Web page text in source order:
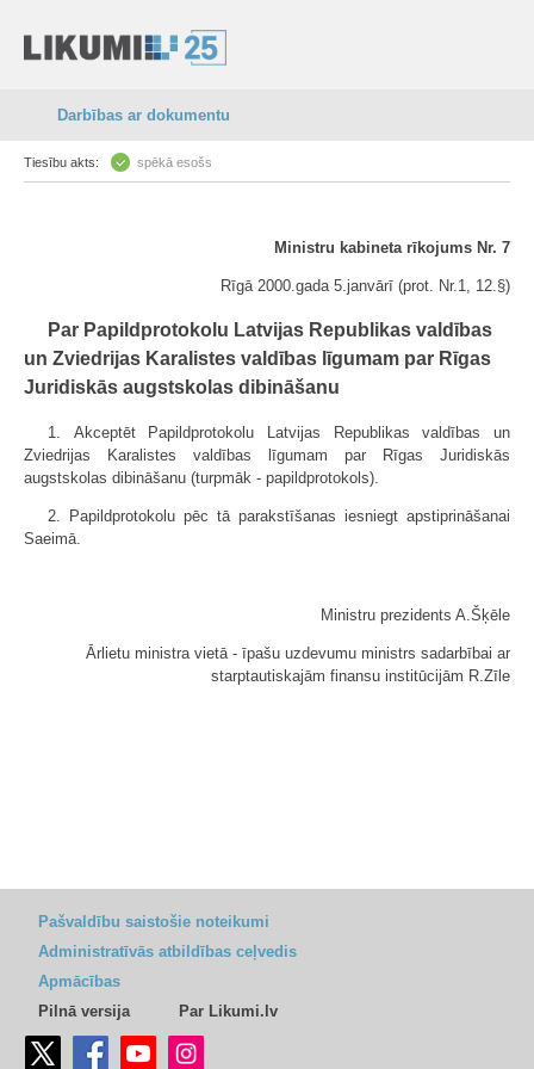
Darbības ar dokumentu
Tiesību akts: spēkā esošs
Ministru kabineta rīkojums Nr. 7
Rīgā 2000.gada 5.janvārī (prot. Nr.1, 12.§)
Par Papildprotokolu Latvijas Republikas valdības
un Zviedrijas Karalistes valdības līgumam par Rīgas
Juridiskās augstskolas dibināšanu
1. Akceptēt Papildprotokolu Latvijas Republikas valdības un
Zviedrijas Karalistes valdības līgumam par Rīgas Juridiskās
augstskolas dibināšanu (turpmāk - papildprotokols).
2. Papildprotokolu pēc tā parakstīšanas iesniegt apstiprināšanai
Saeimā.
Ministru prezidents A.Šķēle
Ārlietu ministra vietā - īpašu uzdevumu ministrs sadarbībai ar
starptautiskajām finansu institūcijām R.Zīle
Pašvaldību saistošie noteikumi
Administratīvās atbildības ceļvedis
Apmācības
Pilnā versija
Par Likumi.lv